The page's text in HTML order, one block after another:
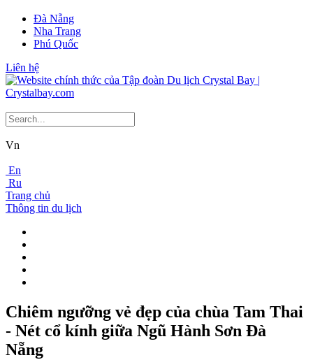
Đà Nẵng
Nha Trang
Phú Quốc
Liên hệ
Vn
En
Ru
Trang chủ
Thông tin du lịch
Chiêm ngưỡng vẻ đẹp của chùa Tam Thai
- Nét cổ kính giữa Ngũ Hành Sơn Đà
Nẵng